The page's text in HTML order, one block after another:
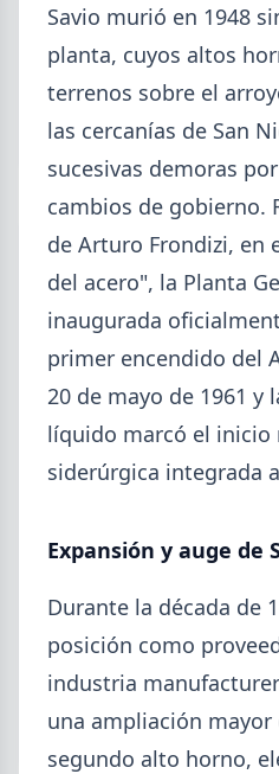
valores de abril
UOM y cámaras
paritaria. Agosto se liquida
Día de la
sector al
de Savio
El 31 de julio la industria del
Manuel Savio con
semestre de recuperación
que se reordena hacia la
Savio murió en 1948
planta, cuyos altos
terrenos sobre el
las cercanías de San
sucesivas demoras
cambios de gobierno.
de Arturo Frondizi, en
del acero", la Planta
inaugurada
primer encendido del
20 de mayo de 1961
líquido marcó el inicio
siderúrgica integrada
Expansión y auge de
Durante la década de
posición como
industria
una ampliación
segundo alto horno,